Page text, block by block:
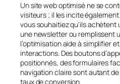
Un site web optimisé ne se
visiteurs ; il les incite également
vous souhaitiez qu’ils achètent
une newsletter ou remplissent
l’optimisation aide à simplifier
interactions. Des boutons
positionnés, des formulaires
navigation claire sont autant
taux de conversion.